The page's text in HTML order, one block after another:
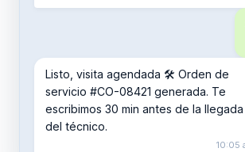
Listo, visita agendada 🛠️ Orden de
servicio #CO-08421 generada. Te
escribimos 30 min antes de la llegada
del técnico.
10:05